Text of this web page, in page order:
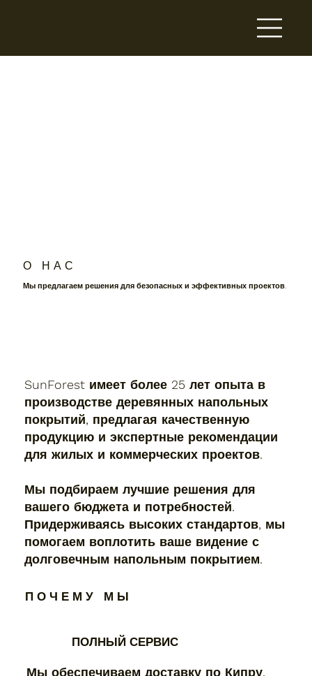
О Н А С
Мы предлагаем решения для безопасных и эффективных проектов.
SunForest имеет более 25 лет опыта в
производстве деревянных напольных
покрытий, предлагая качественную
продукцию и экспертные рекомендации
для жилых и коммерческих проектов.
Мы подбираем лучшие решения для
вашего бюджета и потребностей.
Придерживаясь высоких стандартов, мы
помогаем воплотить ваше видение с
долговечным напольным покрытием.
П О Ч Е М У М Ы
ПОЛНЫЙ СЕРВИС
Мы обеспечиваем доставку по Кипру,